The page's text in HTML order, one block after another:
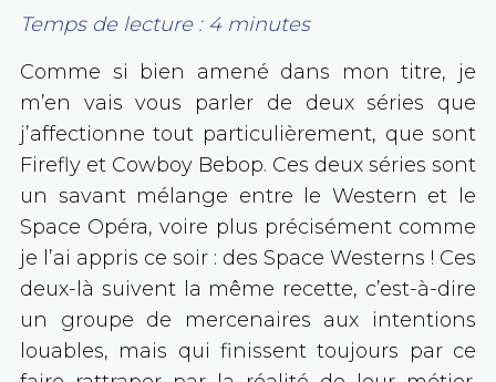
Temps de lecture : 4 minutes
Comme si bien amené dans mon titre, je
m’en vais vous parler de deux séries que
j’affectionne tout particulièrement, que sont
Firefly et Cowboy Bebop. Ces deux séries sont
un savant mélange entre le Western et le
Space Opéra, voire plus précisément comme
je l’ai appris ce soir : des Space Westerns ! Ces
deux-là suivent la même recette, c’est-à-dire
un groupe de mercenaires aux intentions
louables, mais qui finissent toujours par ce